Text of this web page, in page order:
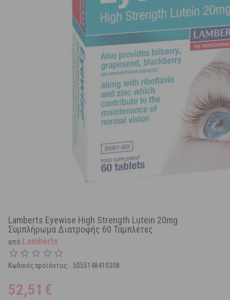
Lamberts Eyewise High Strength Lutein 20mg
Συμπλήρωμα Διατροφής 60 Ταμπλέτες
από Lamberts
Κωδικός προϊόντος: 5055148410308
52,51 €